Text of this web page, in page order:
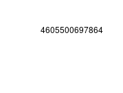
4605500697864